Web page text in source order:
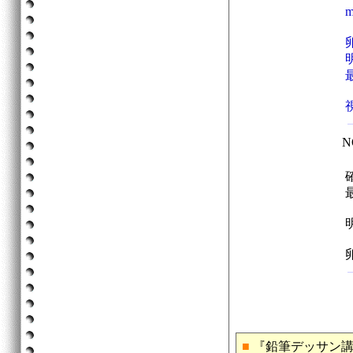
■ 『鉛筆デッサン